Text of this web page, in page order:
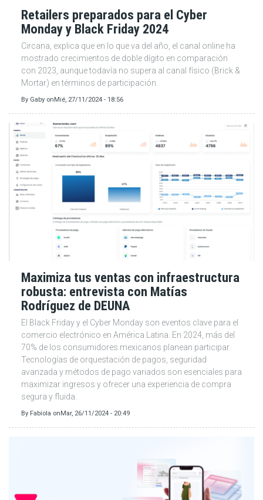
Retailers preparados para el Cyber
Monday y Black Friday 2024
Circana, explica que en lo que va del año, el canal online ha
mostrado crecimientos de doble dígito en comparación
con 2023, aunque todavía no supera al canal físico (Brick &
Mortar) en términos de participación.
By Gaby onMié, 27/11/2024 - 18:56
Maximiza tus ventas con infraestructura
robusta: entrevista con Matías
Rodríguez de DEUNA
El Black Friday y el Cyber Monday son eventos clave para el
comercio electrónico en América Latina. En 2024, más del
70% de los consumidores mexicanos planean participar.
Tecnologías de orquestación de pagos, seguridad
avanzada y métodos de pago variados son esenciales para
maximizar ingresos y ofrecer una experiencia de compra
segura y fluida.
By Fabiola on Mar, 26/11/2024 - 20:49